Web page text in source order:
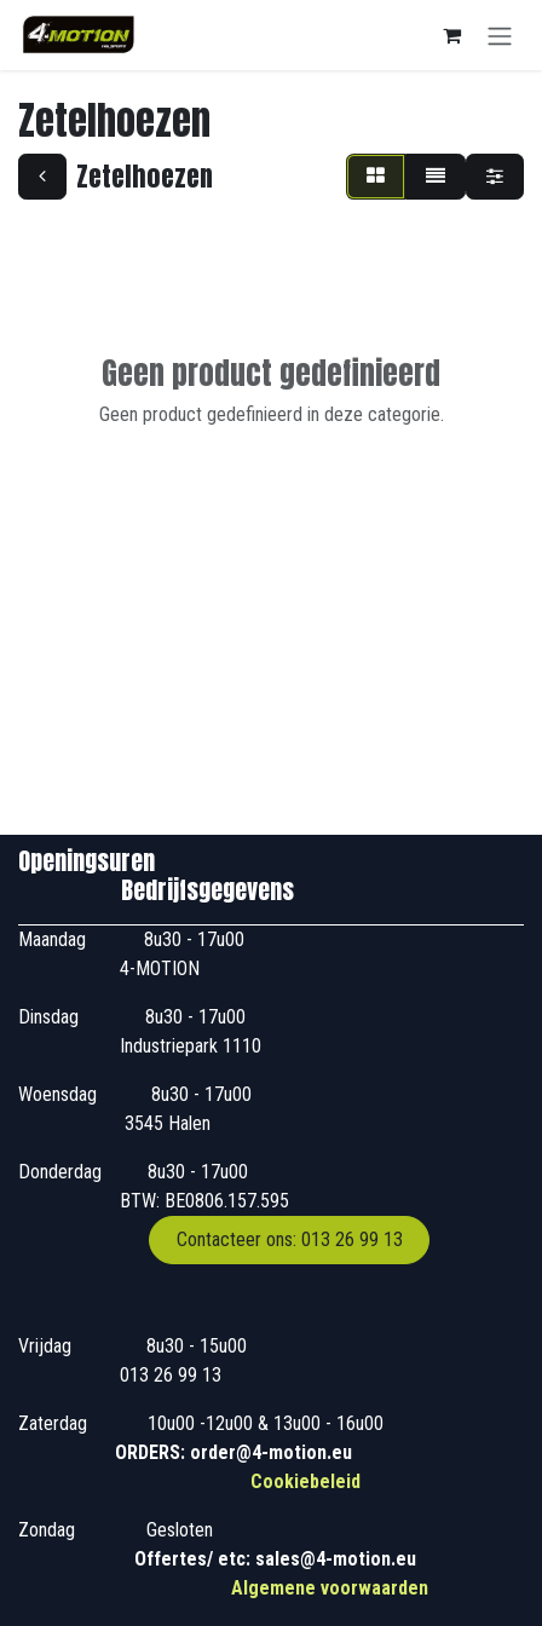
Overslaan naar inhoud
Zetelhoezen
Zetelhoezen
Geen product gedefinieerd
Geen product gedefinieerd in deze categorie.
Openingsuren
Bedrijfsgegevens
Maandag
​8u30 - 17u00
4-MOTION
Dinsdag
​8u30 - 17u00
Industriepark 1110
Woensdag
​​​ 8u30 - 17u00
3545 Halen
Donderdag
​​8u30 - 17u00
BTW: BE0806.157.595
Contacteer ons: 013 26 99 13
Vrijdag
​8u30 - 15u00
013 26 99 13
Zaterdag
​10u00 -12u00 & 13u00 - 16u00
ORDERS: order@4-motion.eu
Cookiebeleid
Zondag
​​Gesloten
Offertes/ etc: sales@4-motion.eu
Algemene voorwaarden